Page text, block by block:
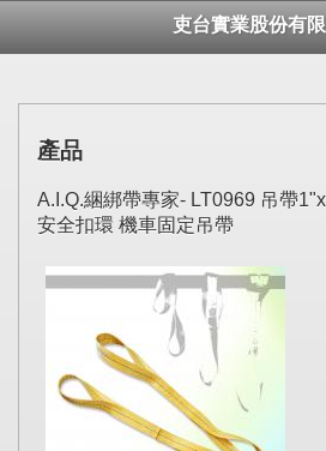
吏台實業股份有
產品
A.I.Q.綑綁帶專家- LT0969 吊帶
安全扣環 機車固定吊帶